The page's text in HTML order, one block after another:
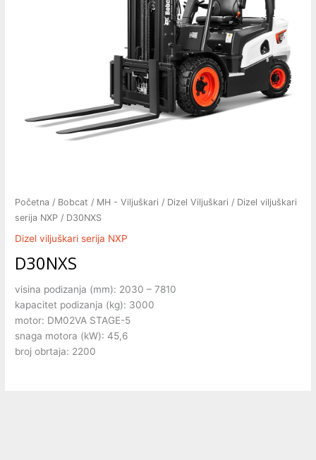
Početna / Bobcat / MH - Viljuškari / Dizel Viljuškari / Dizel viljuškari
serija NXP / D30NXS
Dizel viljuškari serija NXP
D30NXS
visina podizanja (mm): 2030 – 7810
kapacitet podizanja (kg): 3000
motor: DM02VA STAGE-5
snaga motora (kW): 45,6
broj obrtaja: 2200